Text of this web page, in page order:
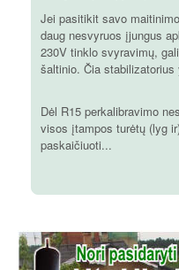
Jei pasitikit savo
daug nesvyruos įjungus
230V tinklo svyravimų,
šaltinio. Čia stabilizatorius
Dėl R15 perkalibravimo
visos įtampos turėtų (lyg
paskaičiuoti...